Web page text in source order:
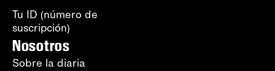
Tu ID (número de
suscripción)
Nosotros
Sobre la diaria